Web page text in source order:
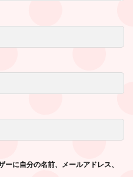
に自分の名前、メールアドレス、